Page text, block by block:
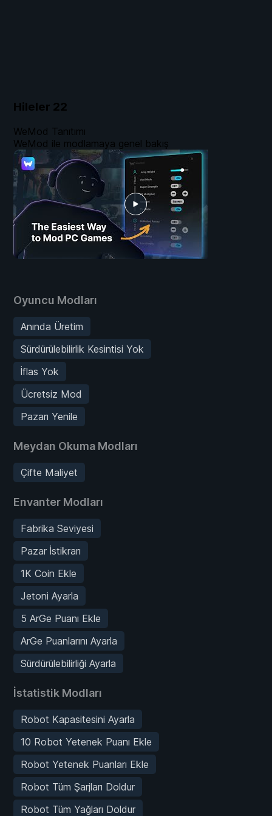
Hileler 22
Oyuncu Modları
Anında Üretim
Sürdürülebilirlik Kesintisi Yok
İflas Yok
Ücretsiz Mod
Pazarı Yenile
Meydan Okuma Modları
Çifte Maliyet
Envanter Modları
Fabrika Seviyesi
Pazar İstikrarı
1K Coin Ekle
Jetoni Ayarla
5 ArGe Puanı Ekle
ArGe Puanlarını Ayarla
Sürdürülebilirliği Ayarla
İstatistik Modları
Robot Kapasitesini Ayarla
10 Robot Yetenek Puanı Ekle
Robot Yetenek Puanları Ekle
Robot Tüm Şarjları Doldur
Robot Tüm Yağları Doldur
WeMod Tanıtımı
WeMod ile modlamaya genel bakış